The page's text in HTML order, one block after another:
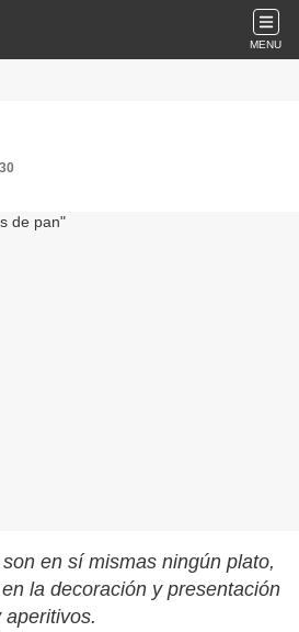
MENU
en sí mismas ningún plato,
la decoración y presentación